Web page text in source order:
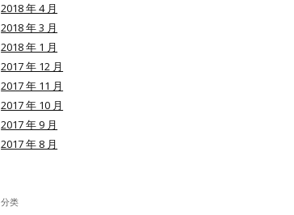
2018 年 4 月
2018 年 3 月
2018 年 1 月
2017 年 12 月
2017 年 11 月
2017 年 10 月
2017 年 9 月
2017 年 8 月
分类